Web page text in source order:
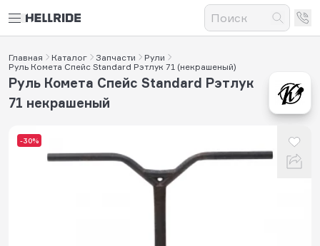
Главная Каталог Запчасти
Рули
Руль Комета Спейс Standard Рэтлук 71 (некрашеный)
-30%
Руль Комета Спейс Standard Рэтлук
71 некрашеный